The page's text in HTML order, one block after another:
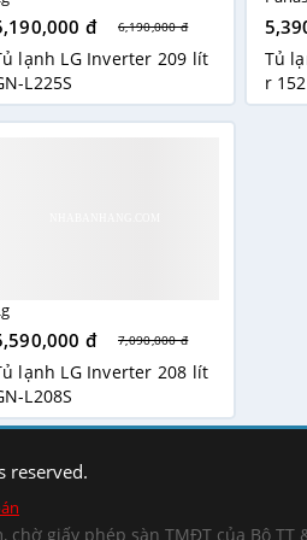
đ 6,190,000 đ
lạnh LG Inverter 209 lít
L225S
Tủ
r
đ 7,090,000 đ
lạnh LG Inverter 208 lít
L208S
reserved.
giấy phép sàn TMĐT của Bộ TT